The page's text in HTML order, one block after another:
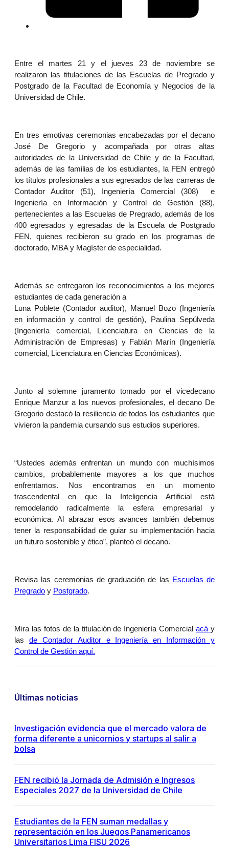
Entre el martes 21 y el jueves 23 de noviembre se
realizaron las titulaciones de las Escuelas de Pregrado y
Postgrado de la Facultad de Economía y Negocios de la
Universidad de Chile.
En tres emotivas ceremonias encabezadas por el decano
José De Gregorio y acompañada por otras altas
autoridades de la Universidad de Chile y de la Facultad,
además de las familias de los estudiantes, la FEN entregó
los títulos profesionales a sus egresados de las carreras de
Contador Auditor (51), Ingeniería Comercial (308) e
Ingeniería en Información y Control de Gestión (88),
pertenecientes a las Escuelas de Pregrado, además de los
400 egresados y egresadas de la Escuela de Postgrado
FEN, quienes recibieron su grado en los programas de
doctorado, MBA y Magíster de especialidad.
Además se entregaron los reconocimientos a los mejores
estudiantes de cada generación a
Luna Poblete (Contador auditor), Manuel Bozo (Ingeniería
en información y control de gestión), Paulina Sepúlveda
(Ingeniería comercial, Licenciatura en Ciencias de la
Administración de Empresas) y Fabián Marín (Ingeniería
comercial, Licenciatura en Ciencias Económicas).
Junto al solemne juramento tomado por el vicedecano
Enrique Manzur a los nuevos profesionales, el decano De
Gregorio destacó la resiliencia de todos los estudiantes que
vivieron la pandemia cursando sus estudios superiores.
“Ustedes además enfrentan un mundo con muchísimos
cambios, probablemente mayores a los que muchos
enfrentamos. Nos encontramos en un momento
trascendental en que la Inteligencia Artificial está
remodelando radicalmente la esfera empresarial y
económica. Al abrazar esos avances también debemos
tener la responsabilidad de guiar su implementación hacia
un futuro sostenible y ético”, planteó el decano.
Revisa las ceremonias de graduación de las Escuelas de
Pregrado y Postgrado.
Mira las fotos de la titulación de Ingeniería Comercialacá y
las de Contador Auditor e Ingeniería en Información y
Control de Gestión aquí.
Últimas noticias
Investigación evidencia que el mercado valora de
forma diferente a unicornios y startups al salir a
bolsa
FEN recibió la Jornada de Admisión e Ingresos
Especiales 2027 de la Universidad de Chile
Estudiantes de la FEN suman medallas y
representación en los Juegos Panamericanos
Universitarios Lima FISU 2026